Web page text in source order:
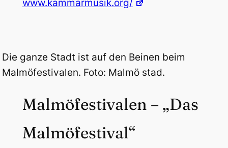
www.kammarmusik.org/
Die ganze Stadt ist auf den Beinen beim
Malmöfestivalen. Foto: Malmö stad.
Malmöfestivalen – „Das
Malmöfestival“